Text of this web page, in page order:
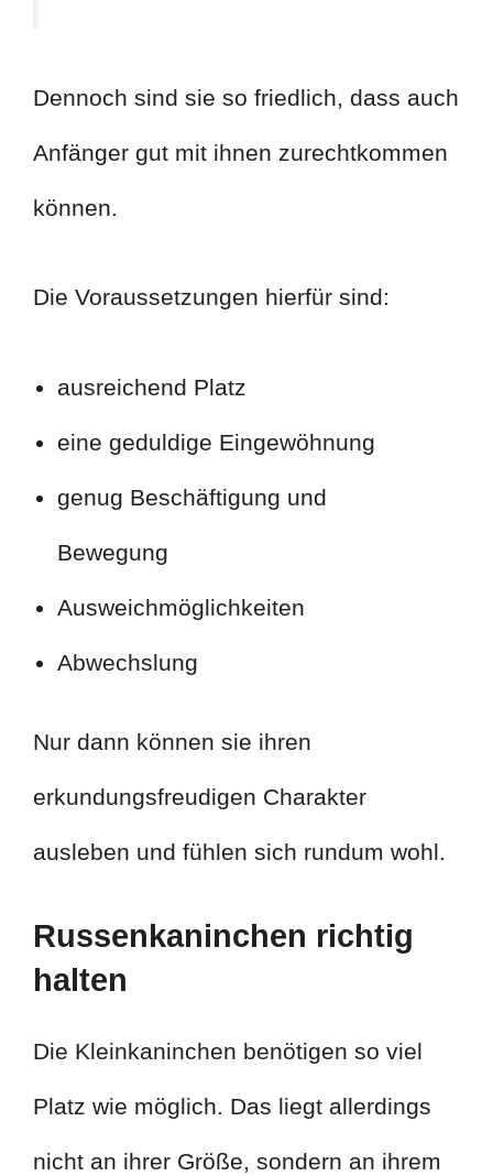
Dennoch sind sie so friedlich, dass auch
Anfänger gut mit ihnen zurechtkommen
können.
Die Voraussetzungen hierfür sind:
ausreichend Platz
eine geduldige Eingewöhnung
genug Beschäftigung und
Bewegung
Ausweichmöglichkeiten
Abwechslung
Nur dann können sie ihren
erkundungsfreudigen Charakter
ausleben und fühlen sich rundum wohl.
Russenkaninchen richtig
halten
Die Kleinkaninchen benötigen so viel
Platz wie möglich. Das liegt allerdings
nicht an ihrer Größe, sondern an ihrem